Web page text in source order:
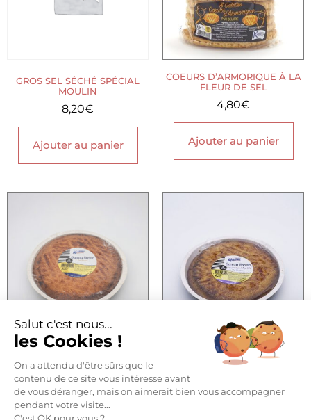
GROS SEL SÉCHÉ SPÉCIAL
MOULIN
8,20€
Ajouter au panier
COEURS D’ARMORIQUE À LA
FLEUR DE SEL
4,80€
Ajouter au panier
GÂTEAU BRETON PUR
BEURRE
9,10€
Lire la suite
GÂTEAU BRETON FOURRÉ
MYRTILLE
Salut c'est nous...
les Cookies !
On a attendu d'être sûrs que le
contenu de ce site vous intéresse avant
de vous déranger, mais on aimerait bien vous accompagner
pendant votre visite...
C'est OK pour vous ?